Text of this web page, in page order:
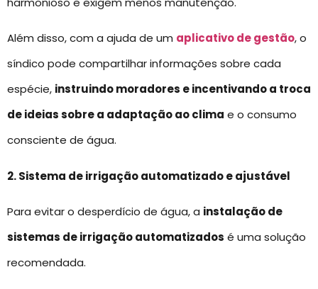
Além disso, com a ajuda de um aplicativo de gestão, o
síndico pode compartilhar informações sobre cada
espécie, instruindo moradores e incentivando a troca
de ideias sobre a adaptação ao clima e o consumo
consciente de água.
2. Sistema de irrigação automatizado e ajustável
Para evitar o desperdício de água, a instalação de
sistemas de irrigação automatizados é uma solução
recomendada.